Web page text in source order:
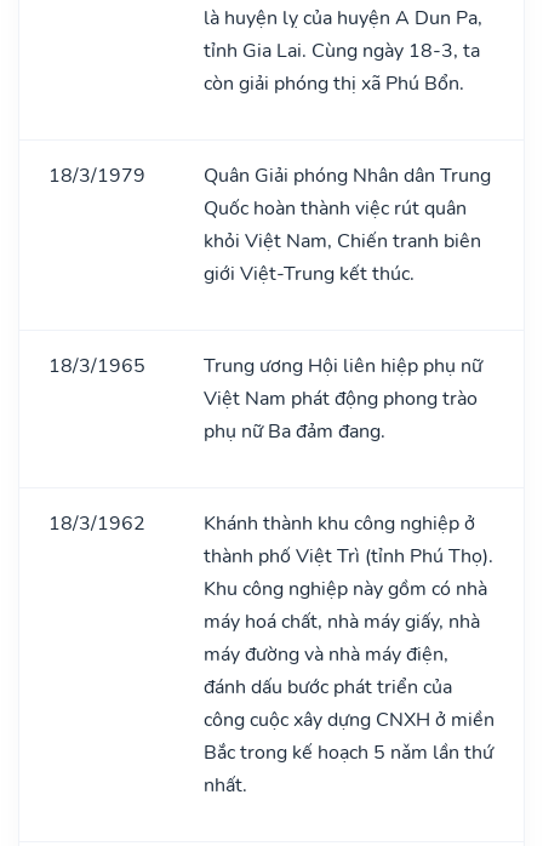
là huyện lỵ của huyện A Dun Pa,
tỉnh Gia Lai. Cùng ngày 18-3, ta
còn giải phóng thị xã Phú Bổn.
18/3/1979
Quân Giải phóng Nhân dân Trung
Quốc hoàn thành việc rút quân
khỏi Việt Nam, Chiến tranh biên
giới Việt-Trung kết thúc.
18/3/1965
Trung ương Hội liên hiệp phụ nữ
Việt Nam phát động phong trào
phụ nữ Ba đảm đang.
18/3/1962
Khánh thành khu công nghiệp ở
thành phố Việt Trì (tỉnh Phú Thọ).
Khu công nghiệp này gồm có nhà
máy hoá chất, nhà máy giấy, nhà
máy đường và nhà máy điện,
đánh dấu bước phát triển của
công cuộc xây dựng CNXH ở miền
Bắc trong kế hoạch 5 nǎm lần thứ
nhất.